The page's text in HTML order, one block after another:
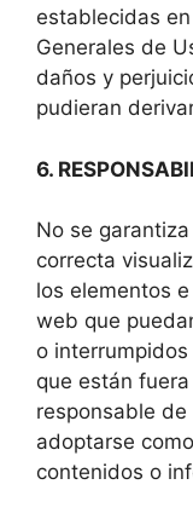
establecidas
Generales de
daños y
pudieran
6.
No se
correcta
los elementos
web que
o
que están
responsable
adoptarse
contenidos o